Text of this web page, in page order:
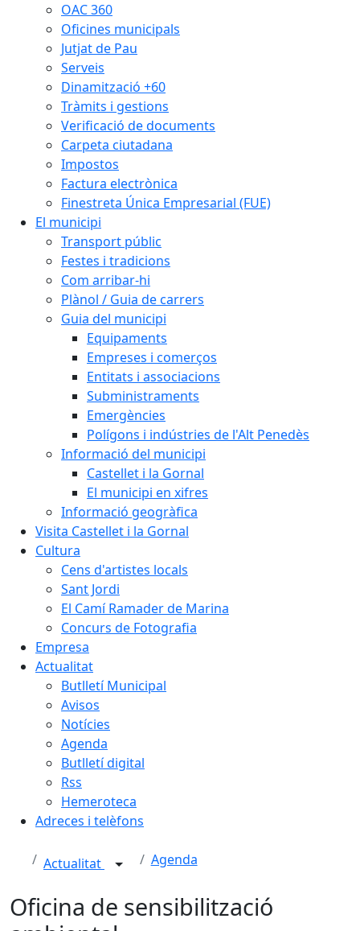
OAC 360
Oficines municipals
Jutjat de Pau
Serveis
Dinamització +60
Tràmits i gestions
Verificació de documents
Carpeta ciutadana
Impostos
Factura electrònica
Finestreta Única Empresarial (FUE)
El municipi
Transport públic
Festes i tradicions
Com arribar-hi
Plànol / Guia de carrers
Guia del municipi
Equipaments
Empreses i comerços
Entitats i associacions
Subministraments
Emergències
Polígons i indústries de l'Alt Penedès
Informació del municipi
Castellet i la Gornal
El municipi en xifres
Informació geogràfica
Visita Castellet i la Gornal
Cultura
Cens d'artistes locals
Sant Jordi
El Camí Ramader de Marina
Concurs de Fotografia
Empresa
Actualitat
Butlletí Municipal
Avisos
Notícies
Agenda
Butlletí digital
Rss
Hemeroteca
Adreces i telèfons
Actualitat Agenda
Oficina de sensibilització